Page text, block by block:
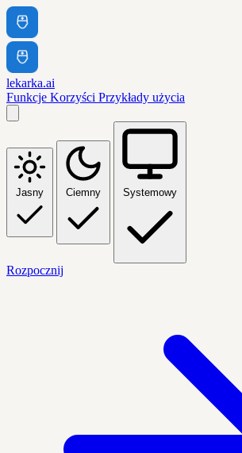
lekarka.ai
Funkcje Korzyści Przykłady użycia
Jasny Ciemny Systemowy
Rozpocznij